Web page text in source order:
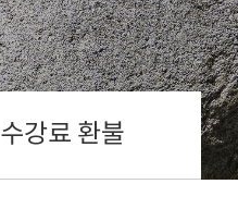
수강료 환불